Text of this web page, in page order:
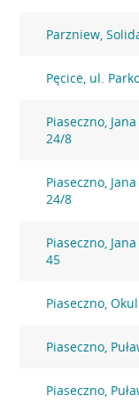
Parzniew,
Pęcice, ul.
Piaseczno, Jana
24/8
Piaseczno, Jana
24/8
Piaseczno, Jana
45
Piaseczno,
Piaseczno,
Piaseczno,